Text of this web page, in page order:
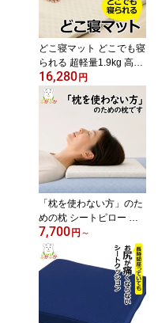
ノキ枕/桧まくら
どこ寝マット どこでも寝
られる 超軽量1.9kg 高反
発敷ふとん マットレス
ヨガマット兼用 客用敷布
団 子ども 薄い敷布団 軽
物産 日本製
16,280円
「枕を使わない方」のた
めの枕 シートピロー 高
さ3.0cm 60x40cm 低い
枕 薄い枕 ひらべったい
枕 ぺったんこ フラット
ストレートネック 枕 抗
菌・防ダニ・防臭ラテッ
クスのへたりにくい 寝返
りがしやすい枕 幼児用枕
7,700円 ～